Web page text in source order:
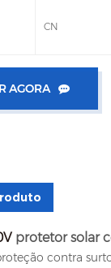
CN
AGORA
protetor solar
contra